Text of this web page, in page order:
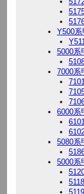
Y500系
5000系
7000系
6000系
5080系
5000系